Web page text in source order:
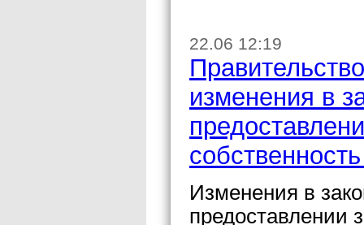
22.06 12:19
изменения в
Изменения в
предоставлении